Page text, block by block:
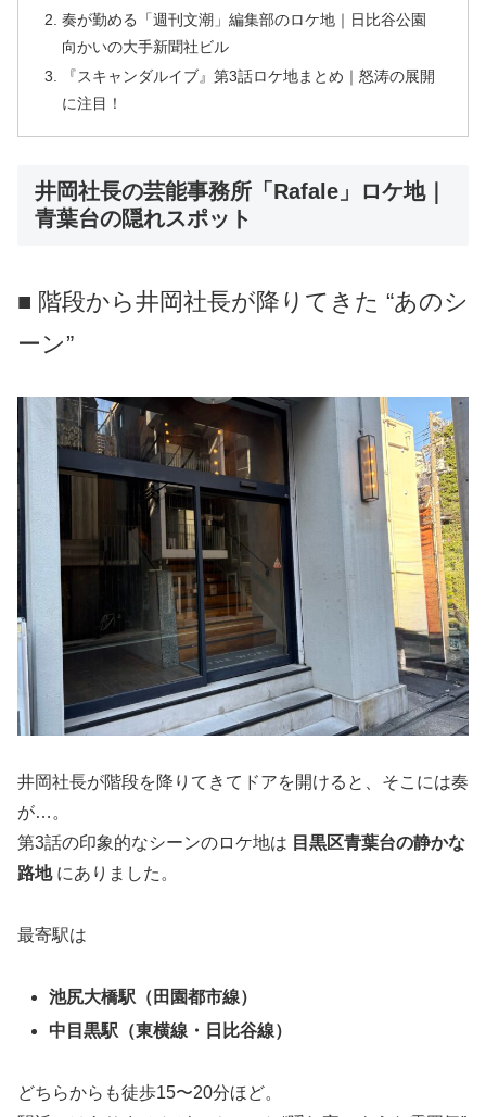
奏が勤める「週刊文潮」編集部のロケ地｜日比谷公園
向かいの大手新聞社ビル
『スキャンダルイブ』第3話ロケ地まとめ｜怒涛の展開
に注目！
井岡社長の芸能事務所「Rafale」ロケ地｜
青葉台の隠れスポット
■ 階段から井岡社長が降りてきた “あのシ
ーン”
井岡社長が階段を降りてきてドアを開けると、そこには奏
が…。
第3話の印象的なシーンのロケ地は 目黒区青葉台の静かな
路地にありました。
最寄駅は
池尻大橋駅（田園都市線）
中目黒駅（東横線・日比谷線）
どちらからも徒歩15〜20分ほど。